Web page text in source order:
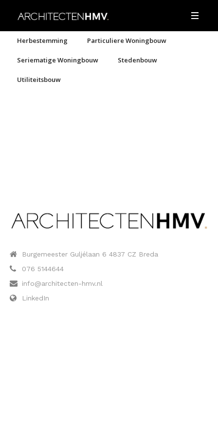
Herbestemming Particuliere Woningbouw
Seriematige Woningbouw Stedenbouw
Utiliteitsbouw
Burgemeester Guljélaan 6 4837 CZ Breda
076 5144644
info@architecten-hmv.nl
LinkedIn